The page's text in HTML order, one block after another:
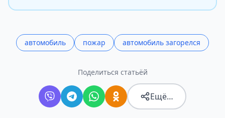
автомобиль пожар автомобиль загорелся
Поделиться статьёй
Ещё…